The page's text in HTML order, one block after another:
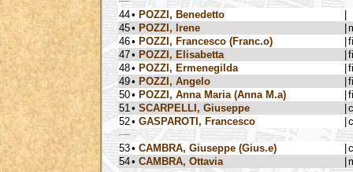
44• POZZI, Benedetto
45• POZZI, Irene
46• POZZI, Francesco (Franc.o)
47• POZZI, Elisabetta
48• POZZI, Ermenegilda
49• POZZI, Angelo
50• POZZI, Anna Maria (Anna M.a)
51 • SCARPELLI, Giuseppe
52• GASPAROTI, Francesco
53• CAMBRA, Giuseppe (Gius.e)
54• CAMBRA, Ottavia